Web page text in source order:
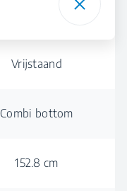
Vrijstaand
Combi bottom
152.8 cm